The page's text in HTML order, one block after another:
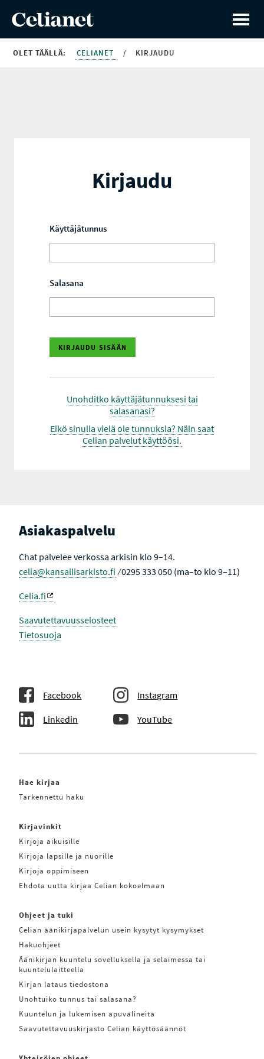
OLET TÄÄLLÄ: CELIANET / KIRJAUDU
Kirjaudu
Käyttäjätunnus
Salasana
Unohditko käyttäjätunnuksesi tai
salasanasi?
Eikö sinulla vielä ole tunnuksia? Näin saat
Celian palvelut käyttöösi.
Asiakaspalvelu
Chat palvelee verkossa arkisin klo 9–14.
celia@kansallisarkisto.fi ⁄ 0295 333 050 (ma–to klo 9–11)
Celia.fi
Saavutettavuusselosteet
Tietosuoja
Facebook Instagram
Linkedin YouTube
Hae kirjaa
Tarkennettu haku
Kirjavinkit
Kirjoja aikuisille
Kirjoja lapsille ja nuorille
Kirjoja oppimiseen
Ehdota uutta kirjaa Celian kokoelmaan
Ohjeet ja tuki
Celian äänikirjapalvelun usein kysytyt kysymykset
Hakuohjeet
Äänikirjan kuuntelu sovelluksella ja selaimessa tai
kuuntelulaitteella
Kirjan lataus tiedostona
Unohtuiko tunnus tai salasana?
Kuuntelun ja lukemisen apuvälineitä
Saavutettavuuskirjasto Celian käyttösäännöt